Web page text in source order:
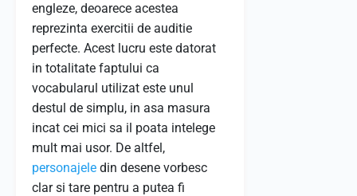
engleze, deoarece acestea
reprezinta exercitii de auditie
perfecte. Acest lucru este datorat
in totalitate faptului ca
vocabularul utilizat este unul
destul de simplu, in asa masura
incat cei mici sa il poata intelege
mult mai usor. De altfel,
personajele din desene vorbesc
clar si tare pentru a putea fi